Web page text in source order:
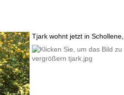
Tjark wohnt jetzt in